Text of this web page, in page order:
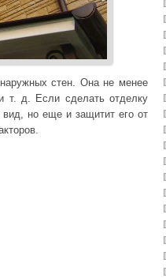
стен. Она не менее
т. д. Если сделать отделку
но еще и защитит его от